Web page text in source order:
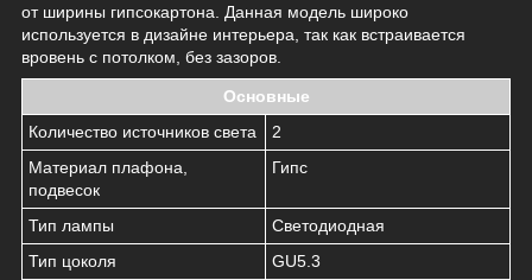
от ширины гипсокартона. Данная модель широко
используется в дизайне интерьера, так как встраивается
вровень с потолком, без зазоров.
Основные
Количество источников света
2
Материал плафона,
подвесок
Гипс
Тип лампы
Светодиодная
Тип цоколя
GU5.3